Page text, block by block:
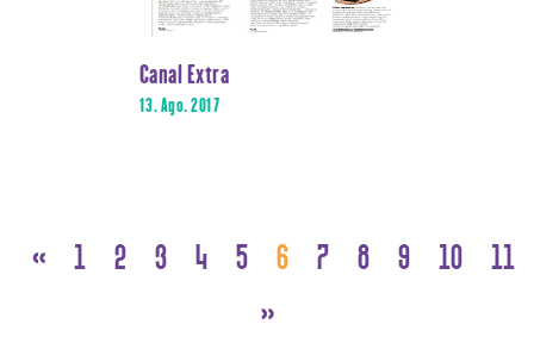
Canal Extra
13. Ago. 2017
« 1 2 3 4 5 6 7 8 9 10 11
»